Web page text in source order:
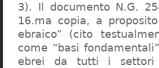
3). Il documento N.G.
16.ma copia, a
ebraico” (cito
come “basi
ebrei da tutti i settori